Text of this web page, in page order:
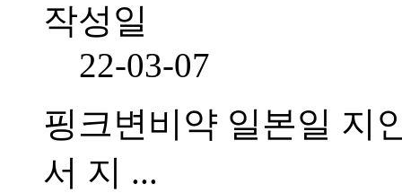
작성일
22-03-07
핑크변비약 일본일 지
서 지 ...